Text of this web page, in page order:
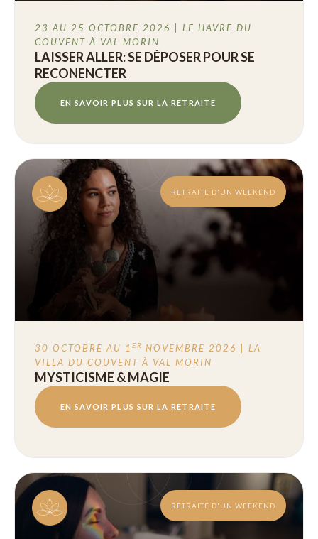
23 AU 25 OCTOBRE 2026 | LE HAVRE DU
COUVENT À VAL MORIN
LAISSER ALLER: SE DÉPOSER POUR SE
RECONENCTER
EN SAVOIR PLUS SUR LA RETRAITE
RETRAITE D'UN WEEKEND
30 OCTOBRE AU 1 ER NOVEMBRE 2026 | LA
VILLA DU COUVENT À VAL MORIN
MYSTICISME & MAGIE
EN SAVOIR PLUS SUR LA RETRAITE
RETRAITE D'UN WEEKEND